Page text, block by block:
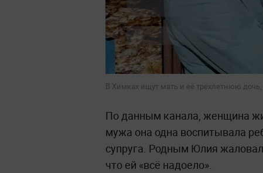
В Химках ищут мать и её трёхлетнюю
По данным канала, женщина
мужа она одна воспитывала
супруга. Родным Юлия
что ей «всё надоело».